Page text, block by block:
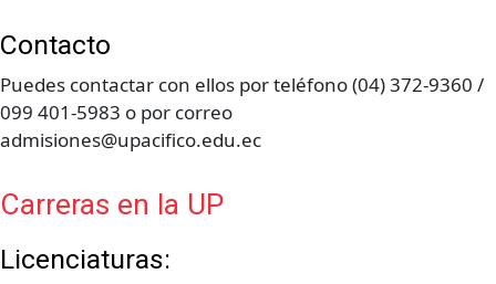
Contacto
Puedes contactar con ellos por teléfono (04) 372-9360 /
099 401-5983 o por correo
admisiones@upacifico.edu.ec
Carreras en la UP
Licenciaturas: